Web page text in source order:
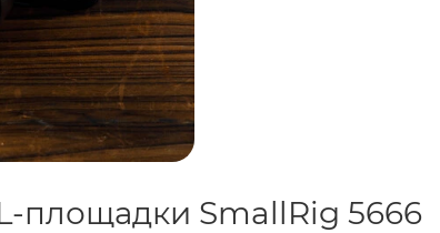
площадки SmallRig 5666